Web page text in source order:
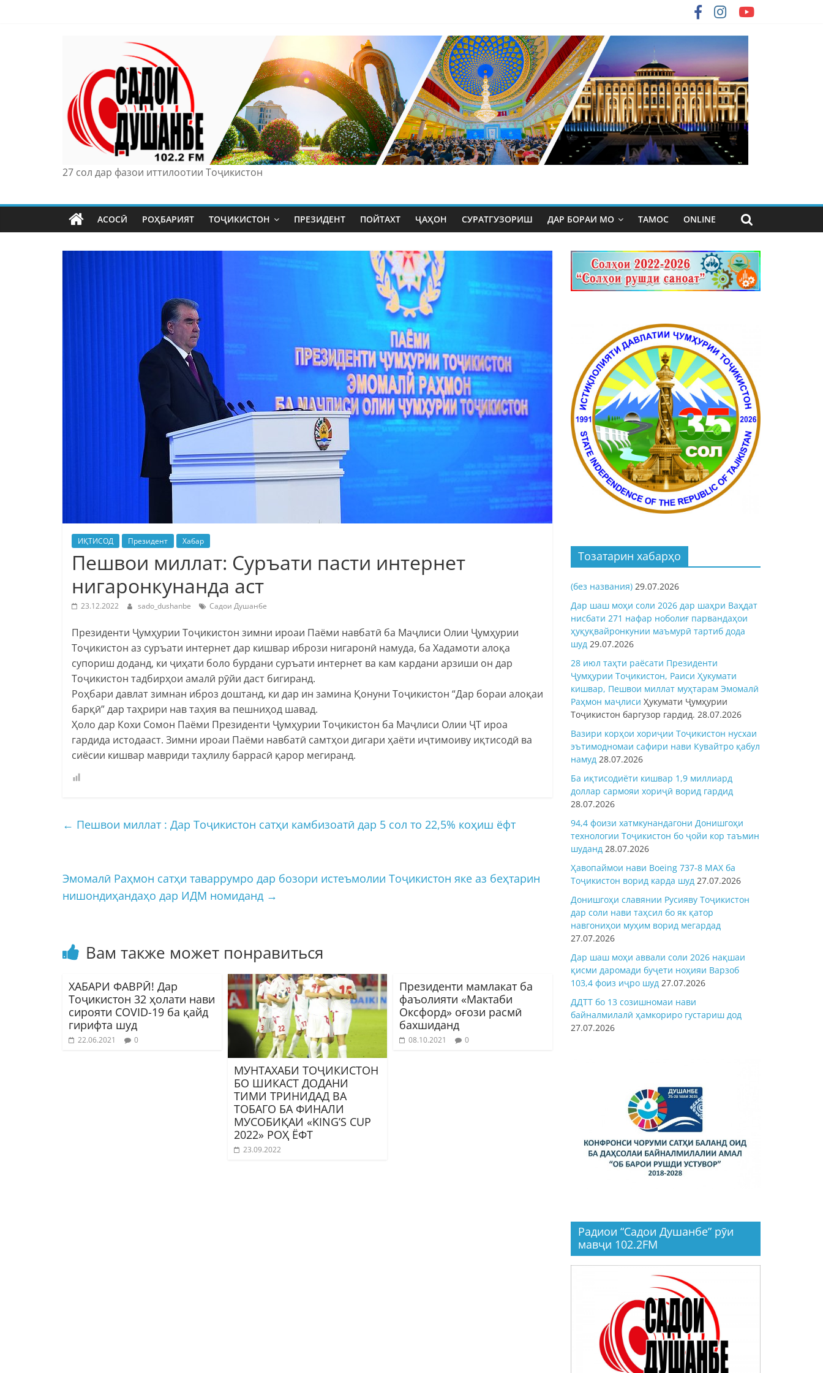
27 сол дар фазои иттилоотии Тоҷикистон
АСОСӢ РОҲБАРИЯТ ТОҶИКИСТОН ПРЕЗИДЕНТ ПОЙТАХТ ҶАҲОН СУРАТГУЗОРИШ ДАР БОРАИ МО ТАМОС ONLINE
ИҚТИСОД Президент Хабар
Пешвои миллат: Суръати пасти интернет
нигаронкунанда аст
23.12.2022 sado_dushanbe Садои Душанбе
Президенти Ҷумҳурии Тоҷикистон зимни ироаи Паёми навбатӣ ба Маҷлиси Олии Ҷумҳурии
Тоҷикистон аз суръати интернет дар кишвар ибрози нигаронӣ намуда, ба Хадамоти алоқа
супориш доданд, ки ҷиҳати боло бурдани суръати интернет ва кам кардани арзиши он дар
Тоҷикистон тадбирҳои амалӣ рӯйи даст бигиранд.
Роҳбари давлат зимнан иброз доштанд, ки дар ин замина Қонуни Тоҷикистон “Дар бораи алоқаи
барқӣ” дар таҳрири нав таҳия ва пешниҳод шавад.
Ҳоло дар Кохи Сомон Паёми Президенти Ҷумҳурии Тоҷикистон ба Маҷлиси Олии ҶТ ироа
гардида истодааст. Зимни ироаи Паёми навбатӣ самтҳои дигари ҳаёти иҷтимоиву иқтисодӣ ва
сиёсии кишвар мавриди таҳлилу баррасӣ қарор мегиранд.
← Пешвои миллат : Дар Тоҷикистон сатҳи камбизоатӣ дар 5 сол то 22,5% коҳиш ёфт
Эмомалӣ Раҳмон сатҳи таваррумро дар бозори истеъмолии Тоҷикистон яке аз беҳтарин
нишондиҳандаҳо дар ИДМ номиданд →
Вам также может понравиться
ХАБАРИ ФАВРӢ! Дар
Тоҷикистон 32 ҳолати нави
сирояти COVID-19 ба қайд
гирифта шуд
22.06.2021 0
МУНТАХАБИ ТОҶИКИСТОН
БО ШИКАСТ ДОДАНИ
ТИМИ ТРИНИДАД ВА
ТОБАГО БА ФИНАЛИ
МУСОБИҚАИ «KING’S CUP
2022» РОҲ ЁФТ
23.09.2022
Президенти мамлакат ба
фаъолияти «Мактаби
Оксфорд» оғози расмӣ
бахшиданд
08.10.2021 0
Тозатарин хабарҳо
(без названия) 29.07.2026
Дар шаш моҳи соли 2026 дар шаҳри Ваҳдат
нисбати 271 нафар ноболиғ парвандаҳои
ҳуқуқвайронкунии маъмурӣ тартиб дода
шуд 29.07.2026
28 июл таҳти раёсати Президенти
Ҷумҳурии Тоҷикистон, Раиси Ҳукумати
кишвар, Пешвои миллат муҳтарам Эмомалӣ
Раҳмон маҷлиси Ҳукумати Ҷумҳурии
Тоҷикистон баргузор гардид. 28.07.2026
Вазири корҳои хориҷии Тоҷикистон нусхаи
эътимодномаи сафири нави Кувайтро қабул
намуд 28.07.2026
Ба иқтисодиёти кишвар 1,9 миллиард
доллар сармояи хориҷӣ ворид гардид
28.07.2026
94,4 фоизи хатмкунандагони Донишгоҳи
технологии Тоҷикистон бо ҷойи кор таъмин
шуданд 28.07.2026
Ҳавопаймои нави Boeing 737-8 MAX ба
Тоҷикистон ворид карда шуд 27.07.2026
Донишгоҳи славянии Русияву Тоҷикистон
дар соли нави таҳсил бо як қатор
навгониҳои муҳим ворид мегардад
27.07.2026
Дар шаш моҳи аввали соли 2026 нақшаи
қисми даромади буҷети ноҳияи Варзоб
103,4 фоиз иҷро шуд 27.07.2026
ДДТТ бо 13 созишномаи нави
байналмилалӣ ҳамкориро густариш дод
27.07.2026
Радиои “Садои Душанбе” рӯи
мавҷи 102.2FM